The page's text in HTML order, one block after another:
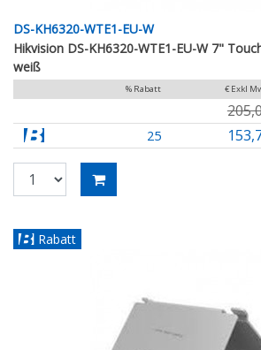
DS-KH6320-WTE1-EU-W
Hikvision DS-KH6320-WTE1-EU-W 7"
weiß
% Rabatt € Exkl
25
Rabatt